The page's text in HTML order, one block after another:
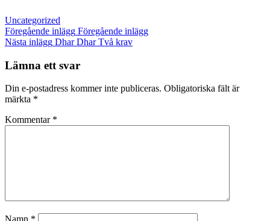
Kategorier
Uncategorized
Inläggsnavigering
Föregående
inlägg
Föregående inlägg Föregående inlägg
Nästa
Nästa inlägg Dhar Dhar Två krav
Lämna ett svar
Din e-postadress kommer inte publiceras. Obligatoriska fält är
märkta *
Kommentar *